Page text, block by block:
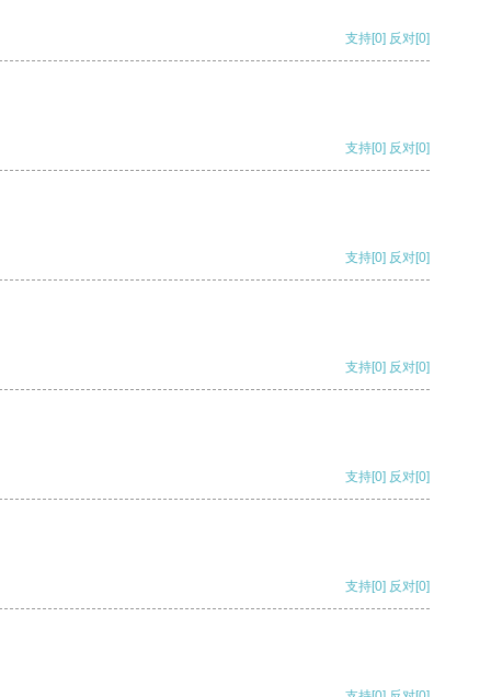
支持[0] 反对[0]
支持[0] 反对[0]
支持[0] 反对[0]
支持[0] 反对[0]
支持[0] 反对[0]
支持[0] 反对[0]